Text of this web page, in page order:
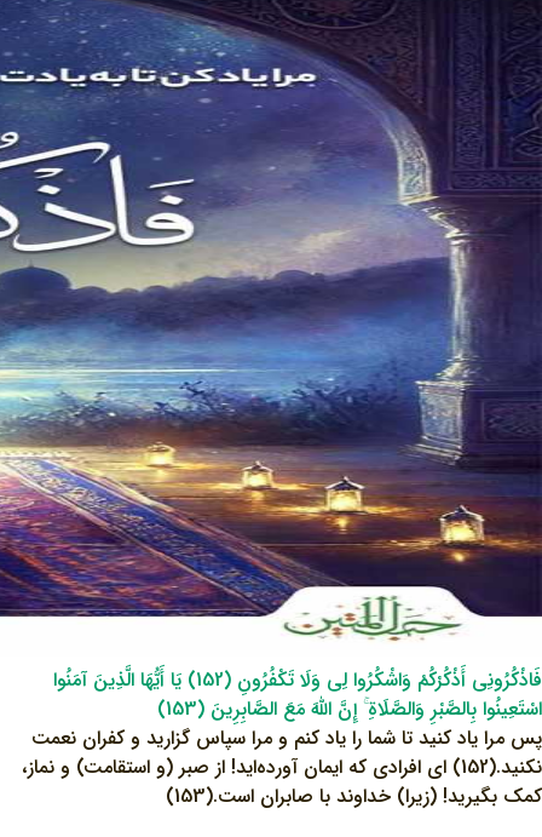
فَاذْكُرُونِي أَذْكُرْكُمْ وَاشْكُرُوا لِي وَلَا تَكْفُرُونِ (152) يَا أَيُّهَا الَّذِينَ آمَنُوا
اسْتَعِينُوا بِالصَّبْرِ وَالصَّلَاةِ ۚ إِنَّ اللَّهَ مَعَ الصَّابِرِينَ (153)
پس مرا یاد کنید تا شما را یاد کنم و مرا سپاس گزارید و کفران نعمت
نکنید.(152) ای افرادی که ایمان آورده‌اید! از صبر (و استقامت) و نماز،
کمک بگیرید! (زیرا) خداوند با صابران است.(153)